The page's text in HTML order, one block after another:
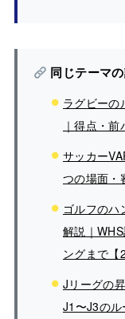
同じテーマ
ラグビーの
｜得点・
サッカー
つの場面・
ゴルフのハ
解説｜
ングまで【
Jリーグの
J1〜J3の